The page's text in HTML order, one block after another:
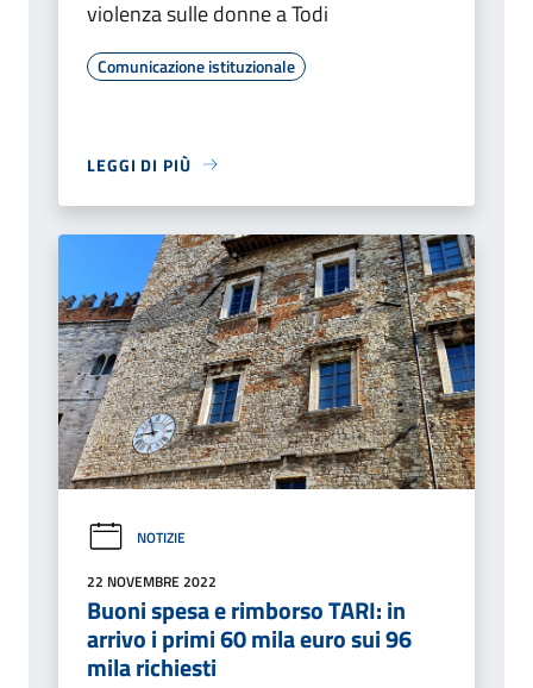
violenza sulle donne a Todi
Comunicazione istituzionale
LEGGI DI PIÙ
NOTIZIE
22 NOVEMBRE 2022
Buoni spesa e rimborso TARI: in
arrivo i primi 60 mila euro sui 96
mila richiesti